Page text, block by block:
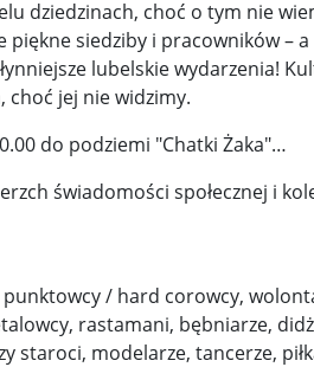
... 100 tys. Holendrów
Potężne trzęsienie ziemi u
Dr Mirosław Oczkoś o
o ... Znów niespokojnie w Azji.
Wa ...
dziedzinach, choć o tym nie
siedziby i pracowników – a
lubelskie wydarzenia!
choć jej nie widzimy.
do podziemi "Chatki Żaka"…
świadomości społecznej i
punktowcy / hard corowcy,
rastamani, bębniarze,
staroci, modelarze, tancerze,